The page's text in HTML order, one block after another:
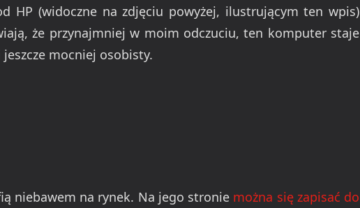
HP (widoczne na zdjęciu powyżej, ilustrującym ten wpis)
że przynajmniej w moim odczuciu, ten komputer staje
mocniej osobisty.
niebawem na rynek. Na jego stronie można się zapisać do